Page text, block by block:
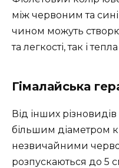
між червоним та
чином можуть
та легкості, так і
Гімалайська
Від інших різновидів
більшим діаметром
незвичайними
розпускаються до 5